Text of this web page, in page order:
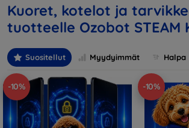
Kuoret, kotelot ja
tuotteelle Ozobot STEAM
Suositellut Myydyimmät Halpa
-10% -10%